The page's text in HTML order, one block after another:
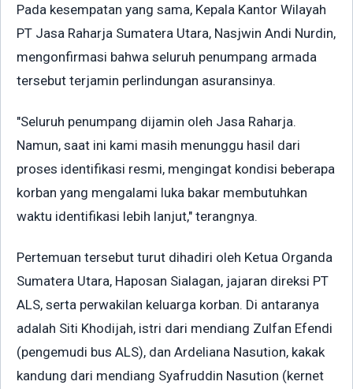
Pada kesempatan yang sama, Kepala Kantor Wilayah
PT Jasa Raharja Sumatera Utara, Nasjwin Andi Nurdin,
mengonfirmasi bahwa seluruh penumpang armada
tersebut terjamin perlindungan asuransinya.
"Seluruh penumpang dijamin oleh Jasa Raharja.
Namun, saat ini kami masih menunggu hasil dari
proses identifikasi resmi, mengingat kondisi beberapa
korban yang mengalami luka bakar membutuhkan
waktu identifikasi lebih lanjut," terangnya.
Pertemuan tersebut turut dihadiri oleh Ketua Organda
Sumatera Utara, Haposan Sialagan, jajaran direksi PT
ALS, serta perwakilan keluarga korban. Di antaranya
adalah Siti Khodijah, istri dari mendiang Zulfan Efendi
(pengemudi bus ALS), dan Ardeliana Nasution, kakak
kandung dari mendiang Syafruddin Nasution (kernet